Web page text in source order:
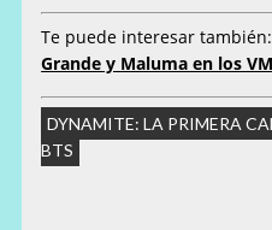
Te puede interesar también:
Grande y Maluma en los
DYNAMITE: LA PRIMERA
BTS